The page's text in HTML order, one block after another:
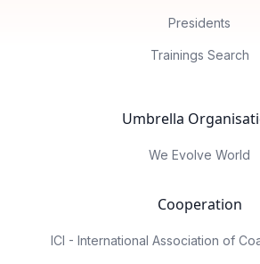
Presidents
Trainings Search
Umbrella
We Evolve World
Cooperation
ICI - International Association of